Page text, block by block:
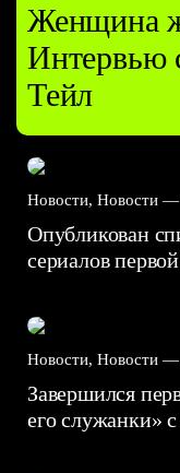
Женщина
Интервью
Тейл
Новости, Новости —
Опубликован
сериалов
Новости, Новости —
Завершился
его служанки»